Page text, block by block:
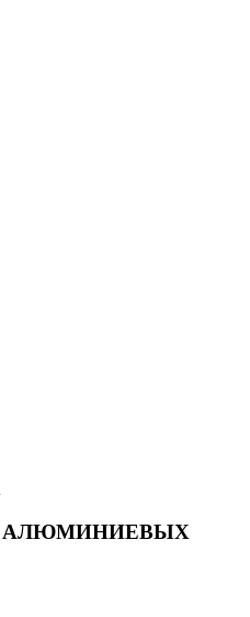
АЛЮМИНИЕВЫХ